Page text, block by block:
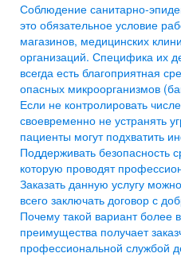
Соблюдение санитарно-
это обязательное условие
магазинов, медицинских
организаций. Специфика их
всегда есть благоприятная
опасных микроорганизмов
Если не контролировать
своевременно не устранять
пациенты могут подхватить
Поддерживать безопасность
которую проводят
Заказать данную услугу
всего заключать договор с
Почему такой вариант более
преимущества получает
профессиональной службой